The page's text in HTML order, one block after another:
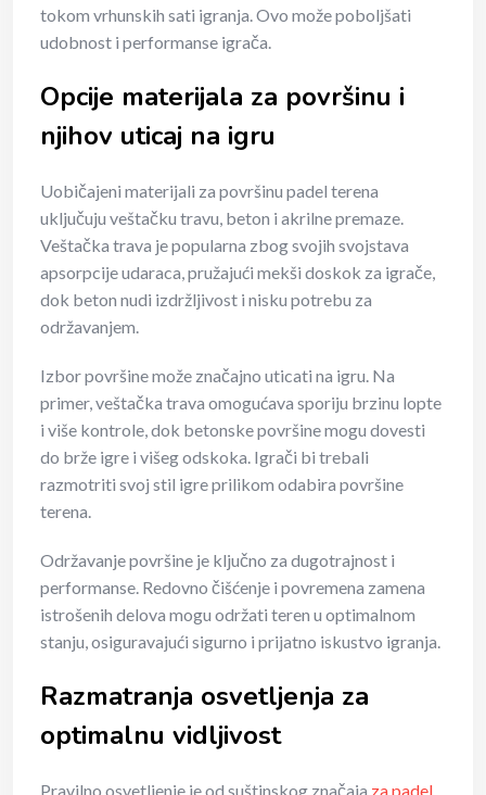
tokom vrhunskih sati igranja. Ovo može poboljšati
udobnost i performanse igrača.
Opcije materijala za površinu i
njihov uticaj na igru
Uobičajeni materijali za površinu padel terena
uključuju veštačku travu, beton i akrilne premaze.
Veštačka trava je popularna zbog svojih svojstava
apsorpcije udaraca, pružajući mekši doskok za igrače,
dok beton nudi izdržljivost i nisku potrebu za
održavanjem.
Izbor površine može značajno uticati na igru. Na
primer, veštačka trava omogućava sporiju brzinu lopte
i više kontrole, dok betonske površine mogu dovesti
do brže igre i višeg odskoka. Igrači bi trebali
razmotriti svoj stil igre prilikom odabira površine
terena.
Održavanje površine je ključno za dugotrajnost i
performanse. Redovno čišćenje i povremena zamena
istrošenih delova mogu održati teren u optimalnom
stanju, osiguravajući sigurno i prijatno iskustvo igranja.
Razmatranja osvetljenja za
optimalnu vidljivost
Pravilno osvetljenje je od suštinskog značaja za padel